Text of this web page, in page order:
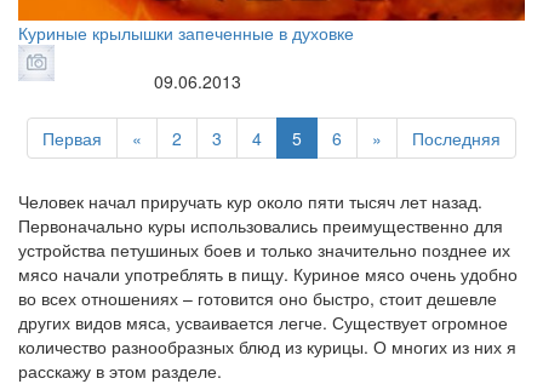
Куриные крылышки запеченные в духовке
09.06.2013
Первая « 2 3 4 5 6 » Последняя
Человек начал приручать кур около пяти тысяч лет назад.
Первоначально куры использовались преимущественно для
устройства петушиных боев и только значительно позднее их
мясо начали употреблять в пищу. Куриное мясо очень удобно
во всех отношениях – готовится оно быстро, стоит дешевле
других видов мяса, усваивается легче. Существует огромное
количество разнообразных блюд из курицы. О многих из них я
расскажу в этом разделе.